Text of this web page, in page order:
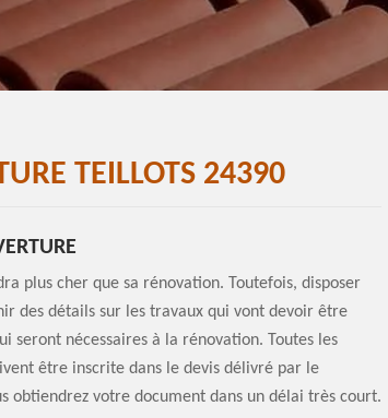
TEILLOTS 24390
plus cher que sa rénovation. Toutefois, disposer
des détails sur les travaux qui vont devoir être
seront nécessaires à la rénovation. Toutes les
être inscrite dans le devis délivré par le
obtiendrez votre document dans un délai très court.